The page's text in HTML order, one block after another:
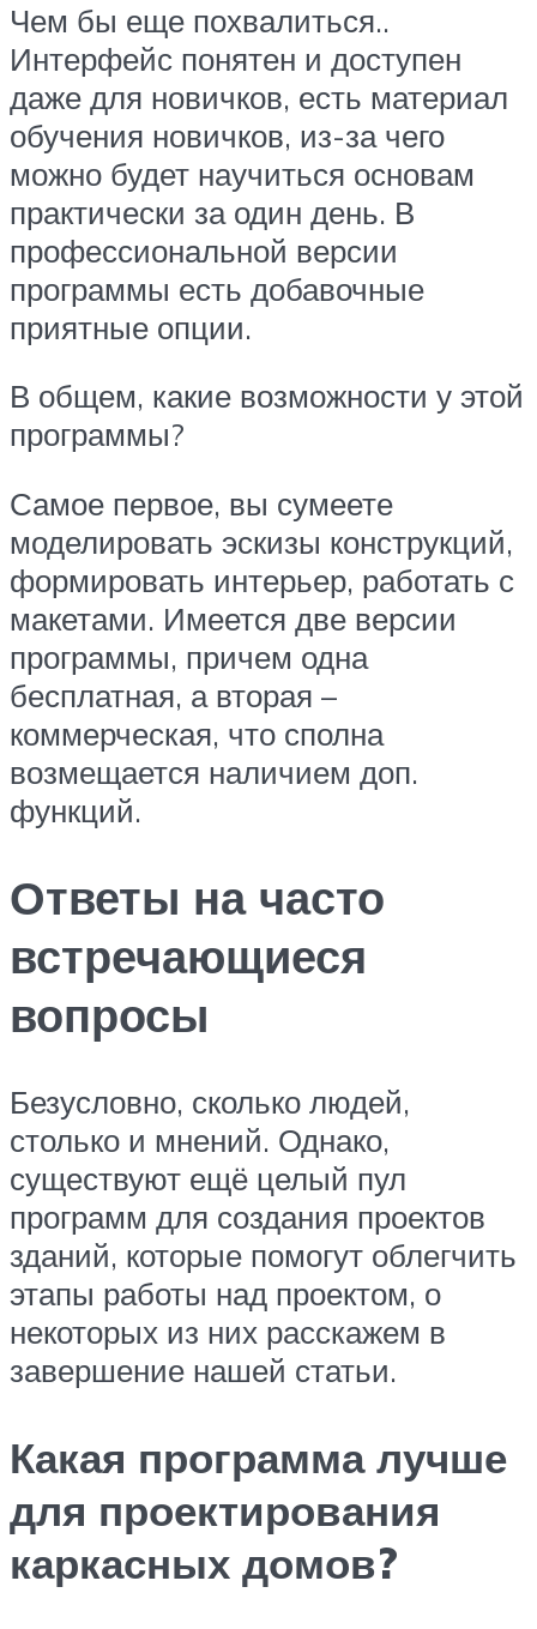
Чем бы еще похвалиться..
Интерфейс понятен и доступен
даже для новичков, есть материал
обучения новичков, из-за чего
можно будет научиться основам
практически за один день. В
профессиональной версии
программы есть добавочные
приятные опции.
В общем, какие возможности у этой
программы?
Самое первое, вы сумеете
моделировать эскизы конструкций,
формировать интерьер, работать с
макетами. Имеется две версии
программы, причем одна
бесплатная, а вторая –
коммерческая, что сполна
возмещается наличием доп.
функций.
Ответы на часто
встречающиеся
вопросы
Безусловно, сколько людей,
столько и мнений. Однако,
существуют ещё целый пул
программ для создания проектов
зданий, которые помогут облегчить
этапы работы над проектом, о
некоторых из них расскажем в
завершение нашей статьи.
Какая программа лучше
для проектирования
каркасных домов?